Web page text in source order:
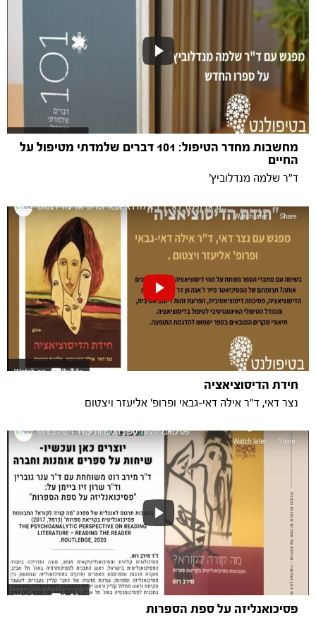
מחשבות מחדר הטיפול: 101 דברים שלמדתי מטיפול על
החיים
ד"ר שלמה מנדלוביץ'
חידת הדיסוציאציה
נצר דאי, ד"ר אילה דאי-גבאי ופרופ' אליעזר ויצטום
פסיכואנליזה על ספת הספרות